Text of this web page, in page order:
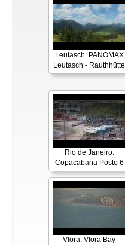
Leutasch: PANOMAX
Leutasch - Rauthhütte
Rio de Janeiro:
Copacabana Posto 6
Vlora: Vlora Bay